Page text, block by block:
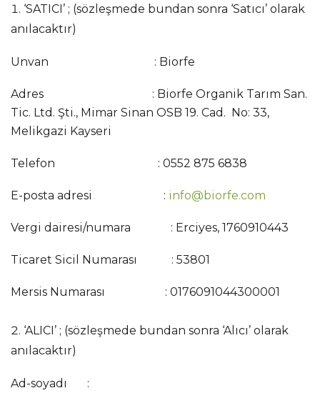
‘SATICI’ ; (sözleşmede bundan sonra ‘Satıcı’ olarak
anılacaktır)
Unvan : Biorfe
Adres : Biorfe Organik Tarım San.
Tic. Ltd. Şti., Mimar Sinan OSB 19. Cad. No: 33,
Melikgazi Kayseri
Telefon : 0552 875 6838
E-posta adresi : info@biorfe.com
Vergi dairesi/numara : Erciyes, 1760910443
Ticaret Sicil Numarası : 53801
Mersis Numarası : 0176091044300001
‘ALICI’ ; (sözleşmede bundan sonra ‘Alıcı’ olarak
anılacaktır)
Ad-soyadı :